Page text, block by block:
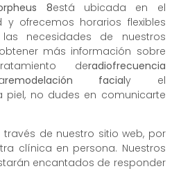
8está ubicada en el
ofrecemos horarios flexibles
necesidades de nuestros
más información sobre
deradiofrecuencia
remodelación facialy el
piel, no dudes en comunicarte
de nuestro sitio web, por
clínica en persona. Nuestros
encantados de responder